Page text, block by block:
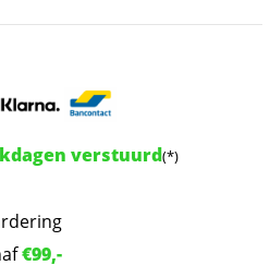
verstuurd(*)
€99,-